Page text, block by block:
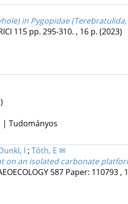
in Pygopidae
115 pp. 295-310. , 16 p. (2023)
| Tudományos
I ; Tóth, E ✉
an isolated carbonate
587 Paper: 110793 ,